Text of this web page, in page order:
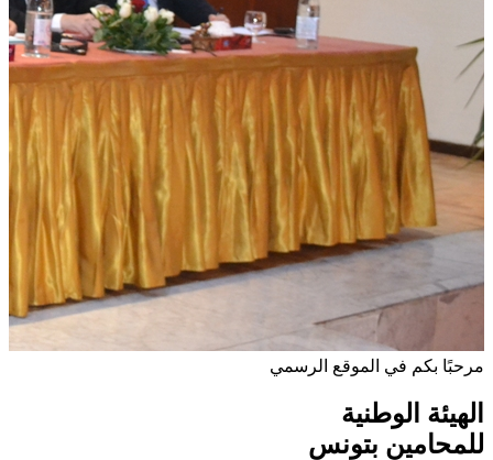
مرحبًا بكم في الموقع الرسمي
الهيئة الوطنية
للمحامين بتونس